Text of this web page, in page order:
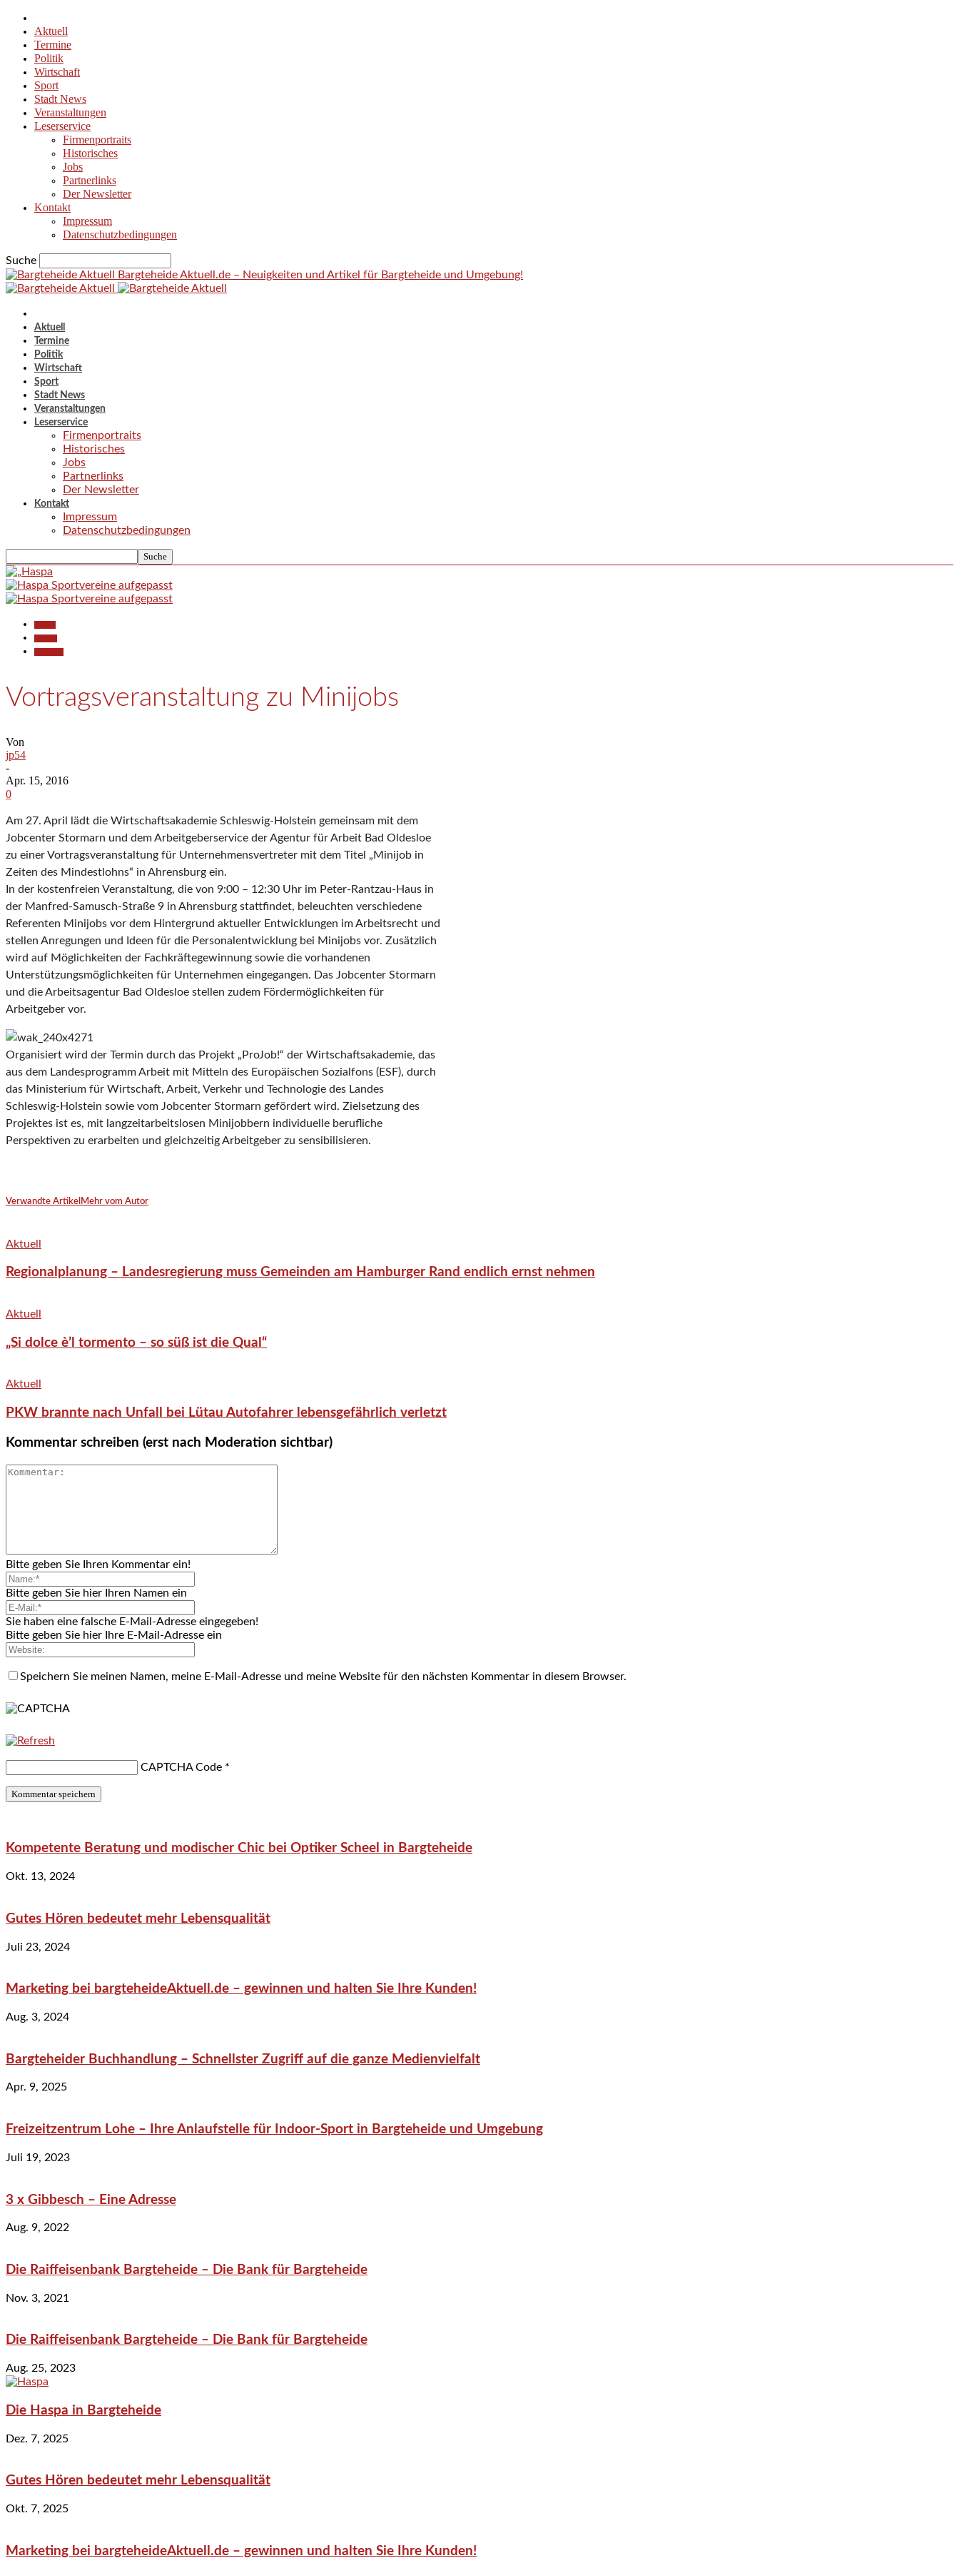
Aktuell
Termine
Politik
Wirtschaft
Sport
Stadt News
Veranstaltungen
Leserservice
Firmenportraits
Historisches
Jobs
Partnerlinks
Der Newsletter
Kontakt
Impressum
Datenschutzbedingungen
Suche
Bargteheide Aktuell.de – Neuigkeiten und Artikel für Bargteheide und Umgebung!
Aktuell
Termine
Politik
Wirtschaft
Sport
Stadt News
Veranstaltungen
Leserservice
Firmenportraits
Historisches
Jobs
Partnerlinks
Der Newsletter
Kontakt
Impressum
Datenschutzbedingungen
Vortragsveranstaltung zu Minijobs
Von
jp54
-
Apr. 15, 2016
0
Am 27. April lädt die Wirtschaftsakademie Schleswig-Holstein gemeinsam mit dem
Jobcenter Stormarn und dem Arbeitgeberservice der Agentur für Arbeit Bad Oldesloe
zu einer Vortragsveranstaltung für Unternehmensvertreter mit dem Titel „Minijob in
Zeiten des Mindestlohns“ in Ahrensburg ein.
In der kostenfreien Veranstaltung, die von 9:00 – 12:30 Uhr im Peter-Rantzau-Haus in
der Manfred-Samusch-Straße 9 in Ahrensburg stattfindet, beleuchten verschiedene
Referenten Minijobs vor dem Hintergrund aktueller Entwicklungen im Arbeitsrecht und
stellen Anregungen und Ideen für die Personalentwicklung bei Minijobs vor. Zusätzlich
wird auf Möglichkeiten der Fachkräftegewinnung sowie die vorhandenen
Unterstützungsmöglichkeiten für Unternehmen eingegangen. Das Jobcenter Stormarn
und die Arbeitsagentur Bad Oldesloe stellen zudem Fördermöglichkeiten für
Arbeitgeber vor.
Organisiert wird der Termin durch das Projekt „ProJob!“ der Wirtschaftsakademie, das
aus dem Landesprogramm Arbeit mit Mitteln des Europäischen Sozialfons (ESF), durch
das Ministerium für Wirtschaft, Arbeit, Verkehr und Technologie des Landes
Schleswig-Holstein sowie vom Jobcenter Stormarn gefördert wird. Zielsetzung des
Projektes ist es, mit langzeitarbeitslosen Minijobbern individuelle berufliche
Perspektiven zu erarbeiten und gleichzeitig Arbeitgeber zu sensibilisieren.
Verwandte Artikel Mehr vom Autor
Aktuell
Regionalplanung – Landesregierung muss Gemeinden am Hamburger Rand endlich ernst nehmen
Aktuell
„Si dolce è’l tormento – so süß ist die Qual“
Aktuell
PKW brannte nach Unfall bei Lütau Autofahrer lebensgefährlich verletzt
Kommentar schreiben (erst nach Moderation sichtbar)
Bitte geben Sie Ihren Kommentar ein!
Bitte geben Sie hier Ihren Namen ein
Sie haben eine falsche E-Mail-Adresse eingegeben!
Bitte geben Sie hier Ihre E-Mail-Adresse ein
Speichern Sie meinen Namen, meine E-Mail-Adresse und meine Website für den nächsten Kommentar in diesem Browser.
CAPTCHA Code *
Kompetente Beratung und modischer Chic bei Optiker Scheel in Bargteheide
Okt. 13, 2024
Gutes Hören bedeutet mehr Lebensqualität
Juli 23, 2024
Marketing bei bargteheideAktuell.de – gewinnen und halten Sie Ihre Kunden!
Aug. 3, 2024
Bargteheider Buchhandlung – Schnellster Zugriff auf die ganze Medienvielfalt
Apr. 9, 2025
Freizeitzentrum Lohe – Ihre Anlaufstelle für Indoor-Sport in Bargteheide und Umgebung
Juli 19, 2023
3 x Gibbesch – Eine Adresse
Aug. 9, 2022
Die Raiffeisenbank Bargteheide – Die Bank für Bargteheide
Nov. 3, 2021
Die Raiffeisenbank Bargteheide – Die Bank für Bargteheide
Aug. 25, 2023
Die Haspa in Bargteheide
Dez. 7, 2025
Gutes Hören bedeutet mehr Lebensqualität
Okt. 7, 2025
Marketing bei bargteheideAktuell.de – gewinnen und halten Sie Ihre Kunden!